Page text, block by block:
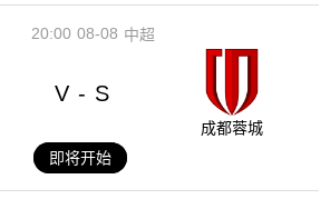
08-08
20:00 中超
V - S
成都蓉城
即将开始